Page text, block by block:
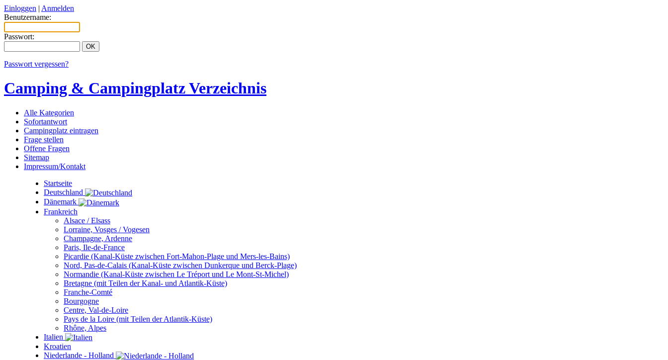
Einloggen | Anmelden
Benutzername:
Passwort:
Passwort vergessen?
Camping & Campingplatz Verzeichnis
Alle Kategorien
Sofortantwort
Campingplatz eintragen
Frage stellen
Offene Fragen
Sitemap
Impressum/Kontakt
Startseite
Deutschland
Dänemark
Frankreich
Alsace / Elsass
Lorraine, Vosges / Vogesen
Champagne, Ardenne
Paris, Ile-de-France
Picardie (Kanal-Küste zwischen Fort-Mahon-Plage und Mers-les-Bains)
Nord, Pas-de-Calais (Kanal-Küste zwischen Dunkerque und Berck-Plage)
Normandie (Kanal-Küste zwischen Le Tréport und Le Mont-St-Michel)
Bretagne (mit Teilen der Kanal- und Atlantik-Küste)
Franche-Comté
Bourgogne
Centre, Val-de-Loire
Pays de la Loire (mit Teilen der Atlantik-Küste)
Rhône, Alpes
Italien
Kroatien
Niederlande - Holland